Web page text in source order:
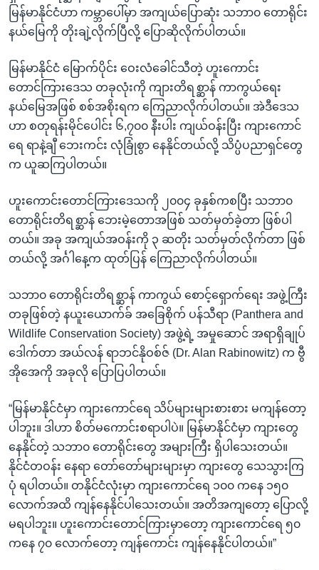
နေရာ
သို့
ရန်
မြန်မာနိုင်ငံဟာ ကမ္ဘာပေါ်မှာ အကျယ်ပြောဆုံး သဘာ၀ တောရိုင်း
နယ်မြေကို တိုးချဲ့လိုက်ပြီလို့ ပြောဆိုလိုက်ပါတယ်။
မြန်မာနိုင်ငံ မြောက်ပိုင်း ဝေးလံခေါင်သီတဲ့ ဟူးကောင်း
တောင်ကြားဒေသ တခုလုံးကို ကျားတိရစ္ဆာန် ကာကွယ်ရေး
နယ်မြေအဖြစ် စစ်အစိုးရက ကြေညာလိုက်ပါတယ်။ အဲဒီဒေသ
ဟာ စတုရန်းမိုင်ပေါင်း ၆,၇၀၀ နီးပါး ကျယ်ဝန်းပြီး ကျားကောင်
ရေ ရာနဲ့ချီ ဘေးကင်း လုံခြုံစွာ နေနိုင်တယ်လို့ သိပ္ပံပညာရှင်တွေ
က ယူဆကြပါတယ်။
ဟူးကောင်းတောင်ကြားဒေသကို ၂၀၀၄ ခုနှစ်ကစပြီး သဘာ၀
တောရိုင်းတိရစ္ဆာန် ဘေးမဲ့တောအဖြစ် သတ်မှတ်ခဲ့တာ ဖြစ်ပါ
တယ်။ အခု အကျယ်အဝန်းကို ၃ ဆတိုး သတ်မှတ်လိုက်တာ ဖြစ်
တယ်လို့ အင်္ဂါနေ့က ထုတ်ပြန် ကြေညာလိုက်ပါတယ်။
သဘာ၀ တောရိုင်းတိရစ္ဆာန် ကာကွယ် စောင့်ရှောက်ရေး အဖွဲ့ကြီး
တခုဖြစ်တဲ့ နယူးယောက်ခ် အခြေစိုက် ပန်သီရာ (Panthera and
Wildlife Conservation Society) အဖွဲ့ရဲ့ အမှုဆောင် အရာရှိချုပ်
ဒေါက်တာ အယ်လန် ရာဘင်နိုဝစ်ဇ် (Dr. Alan Rabinowitz) က ဗွီ
အိုအေကို အခုလို ပြောပြပါတယ်။
“မြန်မာနိုင်ငံမှာ ကျားကောင်ရေ သိပ်များများစားစား မကျန်တော့
ပါဘူး။ ဒါဟာ စိတ်မကောင်းစရာပါပဲ။ မြန်မာနိုင်ငံမှာ ကျားတွေ
နေနိုင်တဲ့ သဘာ၀ တောရိုင်းတွေ အများကြီး ရှိပါသေးတယ်။
နိုင်ငံတဝန်း နေရာ တော်တော်များများမှာ ကျားတွေ သေသွားကြ
ပုံ ရပါတယ်။ တနိုင်ငံလုံးမှာ ကျားကောင်ရေ ၁၀၀ ကနေ ၁၅၀
လောက်အထိ ကျန်နေနိုင်ပါသေးတယ်။ အတိအကျတော့ ပြောလို့
မရပါဘူး။ ဟူးကောင်းတောင်ကြားမှာတော့ ကျားကောင်ရေ ၅၀
ကနေ ၇၀ လောက်တော့ ကျန်ကောင်း ကျန်နေနိုင်ပါတယ်။”